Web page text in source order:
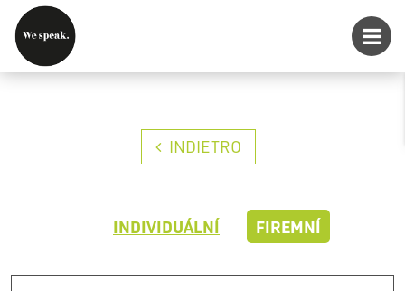
INDIETRO
INDIVIDUÁLNÍ FIREMNÍ